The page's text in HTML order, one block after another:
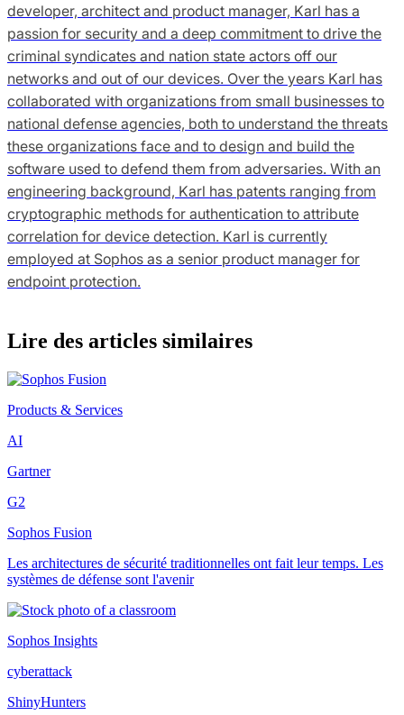
developer, architect and product manager, Karl has a
passion for security and a deep commitment to drive the
criminal syndicates and nation state actors off our
networks and out of our devices. Over the years Karl has
collaborated with organizations from small businesses to
national defense agencies, both to understand the threats
these organizations face and to design and build the
software used to defend them from adversaries. With an
engineering background, Karl has patents ranging from
cryptographic methods for authentication to attribute
correlation for device detection. Karl is currently
employed at Sophos as a senior product manager for
endpoint protection.
Lire des articles similaires
Products & Services
AI
Gartner
G2
Sophos Fusion
Les architectures de sécurité traditionnelles ont fait leur temps. Les
systèmes de défense sont l'avenir
Sophos Insights
cyberattack
ShinyHunters